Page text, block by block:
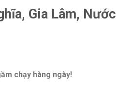
Gia Lâm, Nước
chạy hàng ngày!